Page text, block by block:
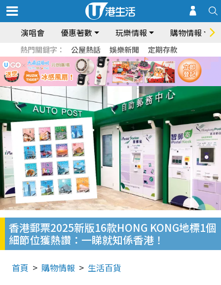
演唱會 優惠著數 玩樂情報 購物情報
熱門關鍵字： 公屋熱話 娛樂新聞 定期存款
香港郵票2025新版16款HONG KONG地標1個
細節位獲熱讚：一睇就知係香港！
首頁 購物情報 生活百貨